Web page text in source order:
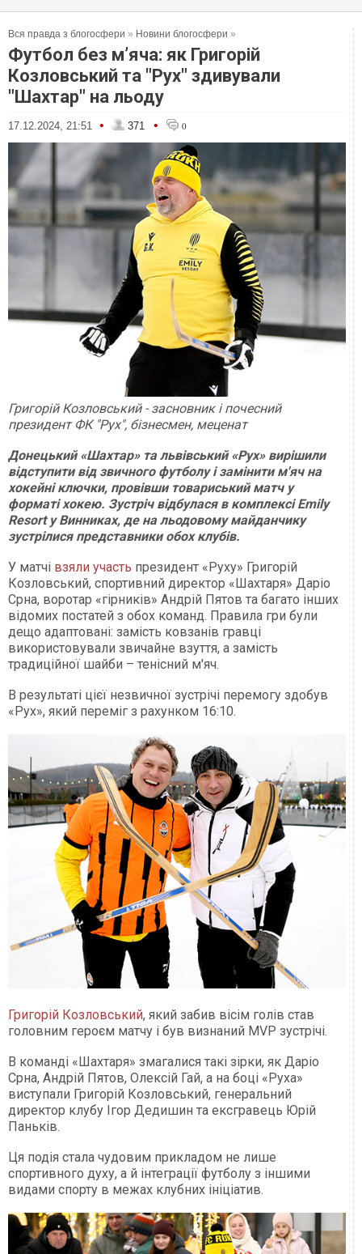
Вся правда з блогосфери » Новини блогосфери »
Футбол без м’яча: як Григорій
Козловський та "Рух" здивували
"Шахтар" на льоду
17.12.2024, 21:51 • 371 • 0
Григорій Козловський - засновник і почесний
президент ФК "Рух", бізнесмен, меценат
Донецький «Шахтар» та львівський «Рух» вирішили
відступити від звичного футболу і замінити м'яч на
хокейні ключки, провівши товариський матч у
форматі хокею. Зустріч відбулася в комплексі Emily
Resort у Винниках, де на льодовому майданчику
зустрілися представники обох клубів.
У матчі взяли участь президент «Руху» Григорій
Козловський, спортивний директор «Шахтаря» Даріо
Срна, воротар «гірників» Андрій Пятов та багато інших
відомих постатей з обох команд. Правила гри були
дещо адаптовані: замість ковзанів гравці
використовували звичайне взуття, а замість
традиційної шайби – тенісний м'яч.
В результаті цієї незвичної зустрічі перемогу здобув
«Рух», який переміг з рахунком 16:10.
Григорій Козловський, який забив вісім голів став
головним героєм матчу і був визнаний MVP зустрічі.
В команді «Шахтаря» змагалися такі зірки, як Даріо
Срна, Андрій Пятов, Олексій Гай, а на боці «Руха»
виступали Григорій Козловський, генеральний
директор клубу Ігор Дедишин та ексгравець Юрій
Паньків.
Ця подія стала чудовим прикладом не лише
спортивного духу, а й інтеграції футболу з іншими
видами спорту в межах клубних ініціатив.